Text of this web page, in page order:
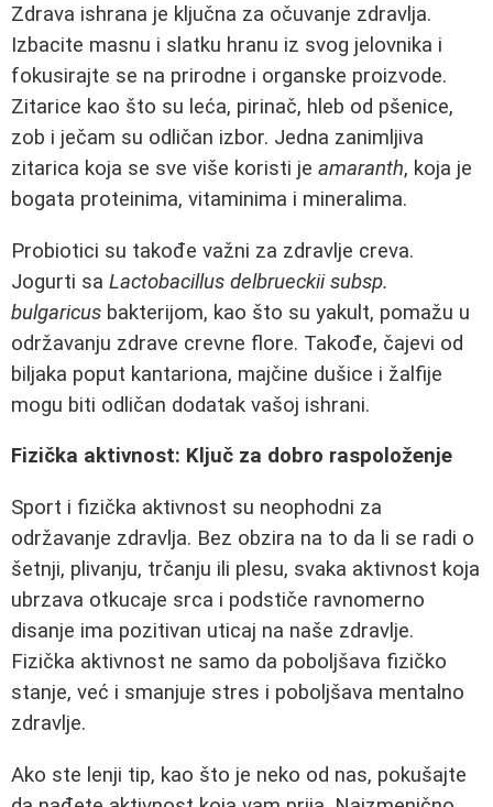
Zdrava ishrana je ključna za očuvanje zdravlja.
Izbacite masnu i slatku hranu iz svog jelovnika i
fokusirajte se na prirodne i organske proizvode.
Zitarice kao što su leća, pirinač, hleb od pšenice,
zob i ječam su odličan izbor. Jedna zanimljiva
zitarica koja se sve više koristi je amaranth, koja je
bogata proteinima, vitaminima i mineralima.
Probiotici su takođe važni za zdravlje creva.
Jogurti sa Lactobacillus delbrueckii subsp.
bulgaricus bakterijom, kao što su yakult, pomažu u
održavanju zdrave crevne flore. Takođe, čajevi od
biljaka poput kantariona, majčine dušice i žalfije
mogu biti odličan dodatak vašoj ishrani.
Fizička aktivnost: Ključ za dobro raspoloženje
Sport i fizička aktivnost su neophodni za
održavanje zdravlja. Bez obzira na to da li se radi o
šetnji, plivanju, trčanju ili plesu, svaka aktivnost koja
ubrzava otkucaje srca i podstiče ravnomerno
disanje ima pozitivan uticaj na naše zdravlje.
Fizička aktivnost ne samo da poboljšava fizičko
stanje, već i smanjuje stres i poboljšava mentalno
zdravlje.
Ako ste lenji tip, kao što je neko od nas, pokušajte